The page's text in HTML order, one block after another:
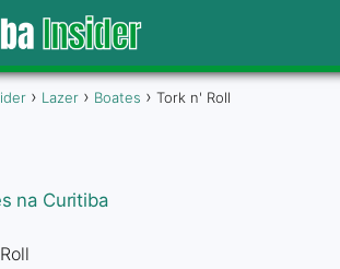
Lazer Boates Tork n' Roll
na Curitiba